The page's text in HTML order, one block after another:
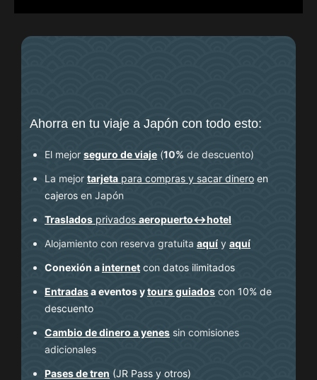
Ahorra en tu viaje a Japón con todo esto:
El mejor seguro de viaje (10% de descuento)
La mejor tarjeta para compras y sacar dinero en
cajeros en Japón
Traslados privados aeropuerto↔hotel
Alojamiento con reserva gratuita aquí y aquí
Conexión ainternet con datos ilimitados
Entradasa eventos ytours guiados con 10% de
descuento
Cambio de dinero a yenes sin comisiones
adicionales
Pases de tren (JR Pass y otros)